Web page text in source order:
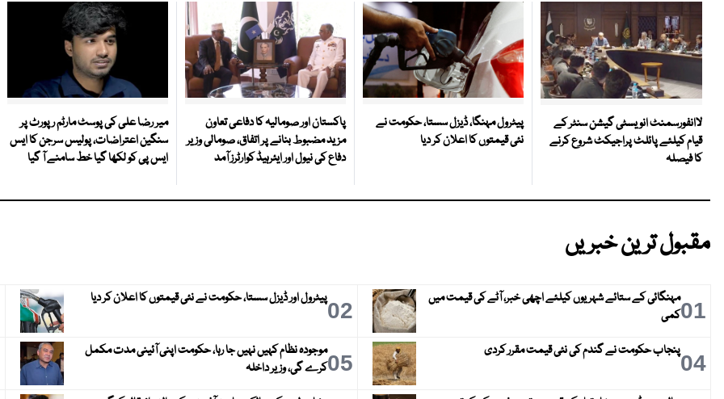
لاانفورسمنٹ انویسٹی گیشن سنٹر کے
قیام کیلئے پائلٹ پراجیکٹ شروع کرنے
کا فیصلہ
پیٹرول مہنگا، ڈیزل سستا، حکومت نے
نئی قیمتوں کا اعلان کر دیا
پاکستان اور صومالیہ کا دفاعی تعاون
مزید مضبوط بنانے پر اتفاق، صومالی وزیر
دفاع کی نیول اور ایئرہیڈ کوارٹرز آمد
میر رضا علی کی پوسٹ مارٹم رپورٹ پر
سنگین اعتراضات، پولیس سرجن کا ایس
ایس پی کو لکھا گیا خط سامنے آ گیا
مقبول ترین خبریں
01مہنگائی کے ستائے شہریوں کیلئے اچھی خبر، آٹے کی قیمت میں
کمی
02پیٹرول اور ڈیزل سستا، حکومت نے نئی قیمتوں کا اعلان کر دیا
04پنجاب حکومت نے گندم کی نئی قیمت مقرر کردی 05موجودہ نظام کہیں نہیں جا رہا، حکومت اپنی آئینی مدت مکمل
کرے گی، وزیر داخلہ